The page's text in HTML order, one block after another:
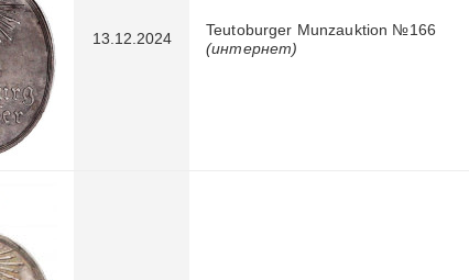
13.12.2024
Teutoburger Munzauktion №166
(интернет)